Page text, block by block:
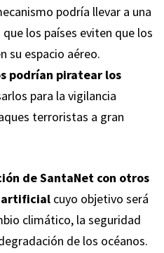
podría llevar a una
los países eviten que los
su espacio aéreo.
podrían piratear los
para la vigilancia
terroristas a gran
de SantaNet con otros
artificialcuyo objetivo será
climático, la seguridad
de los océanos.